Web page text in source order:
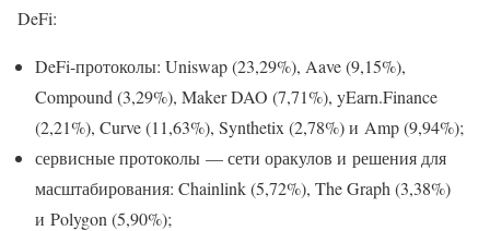
DeFi:
DeFi-протоколы: Uniswap (23,29%), Aave (9,15%),
Compound (3,29%), Maker DAO (7,71%), yEarn.Finance
(2,21%), Curve (11,63%), Synthetix (2,78%) и Amp (9,94%);
сервисные протоколы — сети оракулов и решения для
масштабирования: Chainlink (5,72%), The Graph (3,38%)
и Polygon (5,90%);